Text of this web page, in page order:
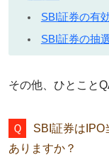
SBI証券の有
SBI証券の抽
その他、ひとこと
SBI証券はIPO
ありますか？